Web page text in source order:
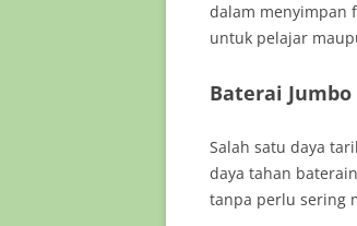
dalam menyimpan
untuk pelajar
Baterai
Salah satu daya
daya tahan
tanpa perlu sering